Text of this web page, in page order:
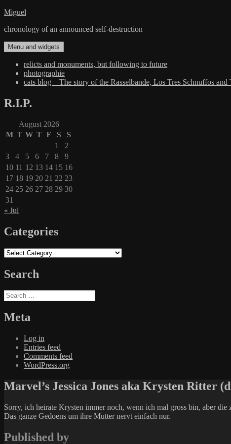
Skip
content
Miguel
chronology of an announced self-destruction
Menu and widgets
relicts and monuments, but following to future
photographie
cats blog – The story of the Rasselbande, Los Tres Schnuffos
R.I.P.
August 2026
M T W T F S
S
1
2
3
4 5 6 7 8
9
10 11 12 13 14 15 16
17 18 19 20 21 22 23
24 25 26 27 28 29 30
31
« Jul
Categories
Categories
Search
Search
for:
Meta
Log in
Entries feed
Comments feed
WordPress.org
Marvel’s Jessica Jones aka Krysten Ritter
Sorry, ich heirate Krysten immer noch, wenn ich mal gross bin, aber
Das ganze Gedoens um ihre Mutter nervt einfach nur.
Published by